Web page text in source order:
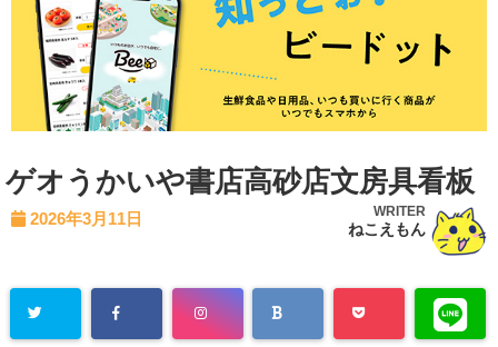
ゲオうかいや書店高砂店文房具看板
2026年3月11日 WRITER
ねこえもん